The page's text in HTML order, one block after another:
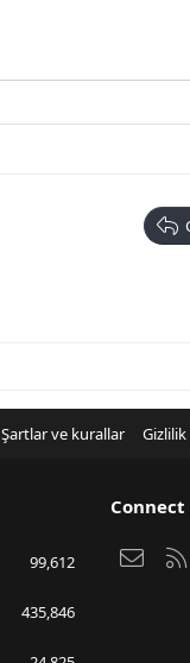
Şartlar ve kurallar Gizlilik
99,612
435,846
Bize